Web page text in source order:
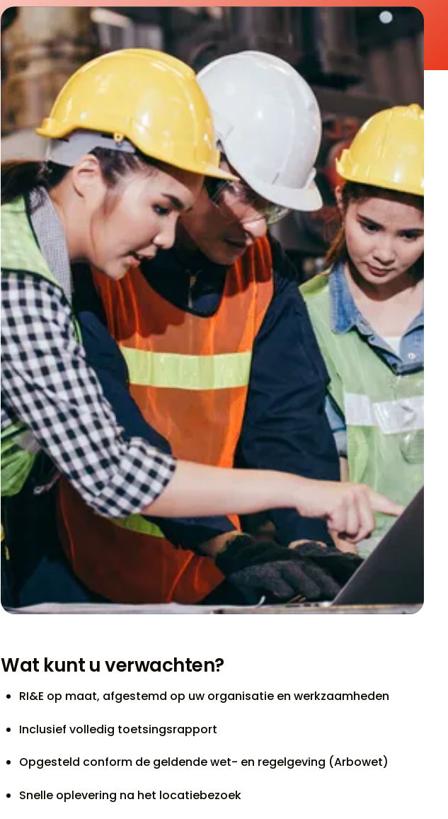
Wat kunt u verwachten?
RI&E op maat, afgestemd op uw organisatie en werkzaamheden
Inclusief volledig toetsingsrapport
Opgesteld conform de geldende wet- en regelgeving (Arbowet)
Snelle oplevering na het locatiebezoek